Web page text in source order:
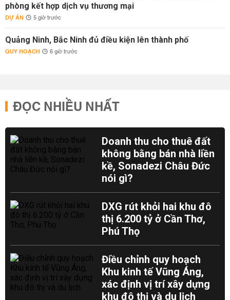
phòng kết hợp dịch vụ thương mại
DỰ ÁN 5 giờ trước
Quảng Ninh, Bắc Ninh đủ điều kiện lên thành phố
QUY HOẠCH 6 giờ trước
ĐỌC NHIỀU NHẤT
Doanh thu cho thuê đất
không bằng bán nhà liền
kề, Sonadezi Châu Đức
nói gì?
DXG rút khỏi hai khu đô
thị 6.200 tỷ ở Cần Thơ,
Phú Thọ
Điều chỉnh quy hoạch
Khu kinh tế Vũng Áng,
xác định vị trí xây dựng
khu đô thị và du lịch